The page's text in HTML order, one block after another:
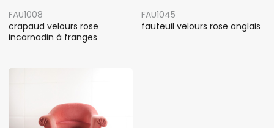
FAU1008
crapaud velours rose
incarnadin à franges
FAU1045
fauteuil velours rose anglais